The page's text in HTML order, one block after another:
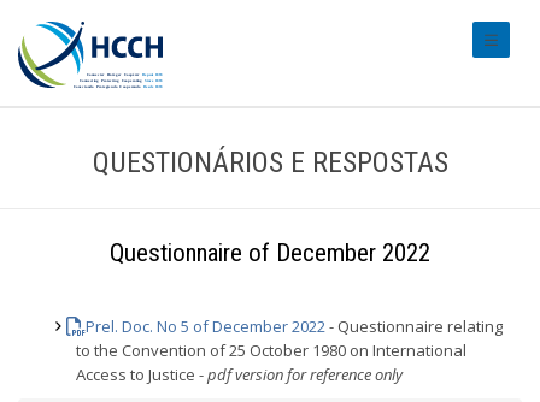
QUESTIONÁRIOS E RESPOSTAS
Questionnaire of December 2022
Prel. Doc. No 5 of December 2022- Questionnaire relating
to the Convention of 25 October 1980 on International
Access to Justice -pdf version for reference only